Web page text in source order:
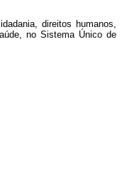
direitos humanos,
no Sistema Único de